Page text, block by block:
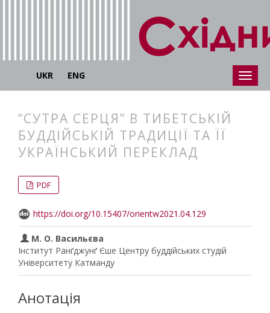
UKR ENG
“СУТРА СЕРЦЯ” В ТИБЕТСЬКІЙ
БУДДІЙСЬКІЙ ТРАДИЦІЇ ТА ЇЇ
УКРАЇНСЬКИЙ ПЕРЕКЛАД
PDF
https://doi.org/10.15407/orientw2021.04.129
М. О. Васильєва
Інститут Ранґджунґ Єше Центру буддійських студій
Університету Катманду
Анотація